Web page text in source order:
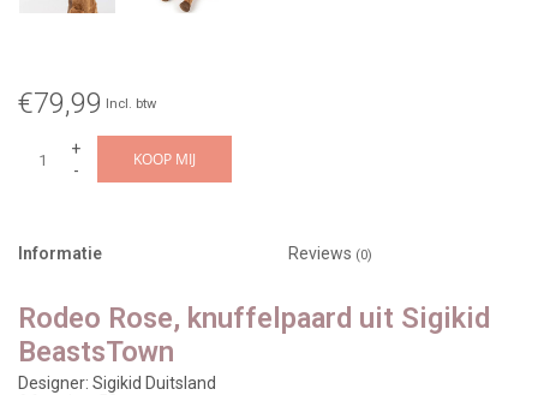
€79,99 Incl. btw
+
-
KOOP MIJ
Informatie Reviews (0)
Rodeo Rose, knuffelpaard uit Sigikid
BeastsTown
Designer: Sigikid Duitsland